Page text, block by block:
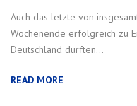
Auch das letzte von
Wochenende erfolgreich zu
Deutschland durften...
READ MORE